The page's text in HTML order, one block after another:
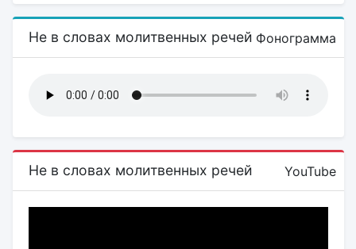
Не в словах молитвенных речей Фонограмма
Не в словах молитвенных речей YouTube